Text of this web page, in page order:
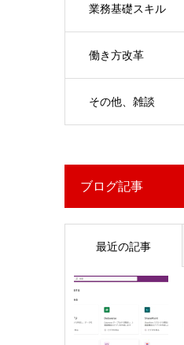
業務基礎スキル
働き方改革
その他、雑談
ブログ記事
最近の記事